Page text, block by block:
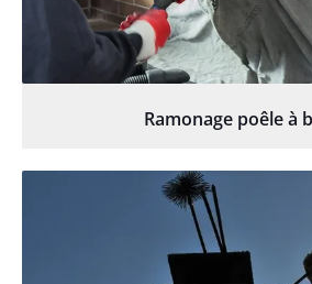
Ramonage poêle à